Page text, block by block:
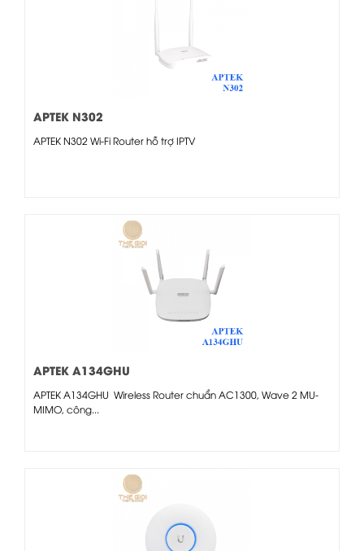
APTEK N302
APTEK N302 Wi-Fi Router hỗ trợ IPTV
APTEK A134GHU
APTEK A134GHU Wireless Router chuẩn AC1300, Wave 2 MU-
MIMO, công...